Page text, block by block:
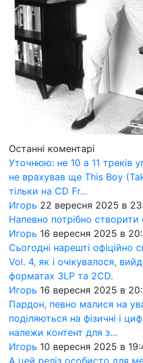
Останні коментарі
Уточнюю: не 10 а 11 треків
не врахував ще This Boy
тільки на CD Fr...
Игорь 22 вересня 2025 в
Напевно потрібно
Игорь 16 вересня 2025 в
Сьогодні нарешті
Vol. 4, як і очікувалося,
форматах 3LP та 2CD.
Игорь 16 вересня 2025 в
Пардон, певно малися на
поділяються на фізичні і
належи контент для з...
Игорь 10 вересня 2025 в